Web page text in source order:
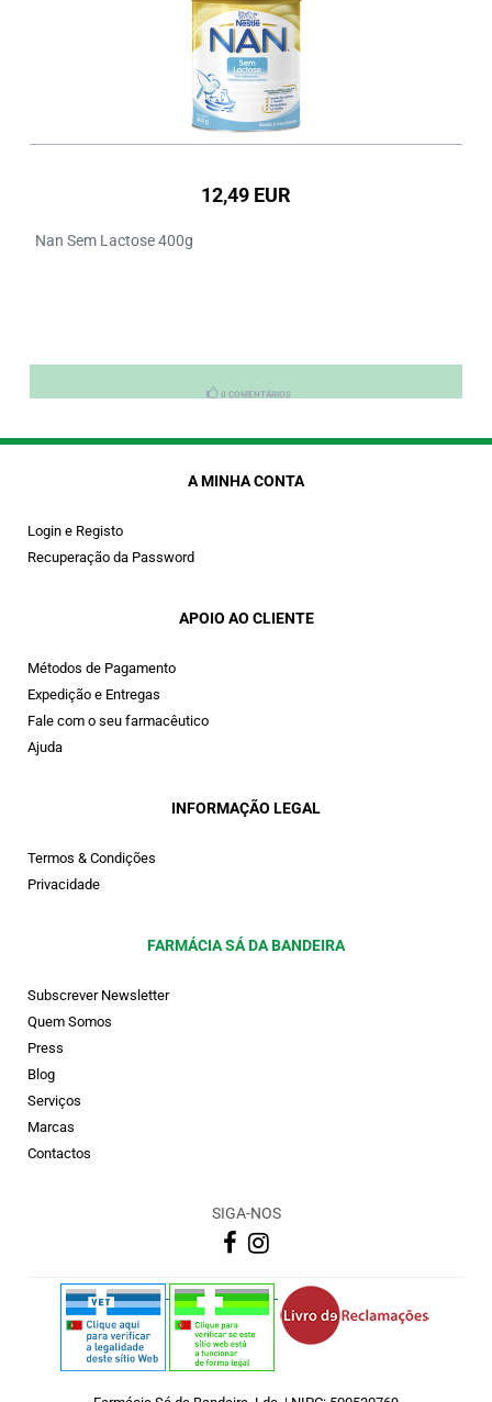
12,49 EUR
Nan Sem Lactose 400g
0 COMENTÁRIOS
A MINHA CONTA
Login e Registo
Recuperação da Password
APOIO AO CLIENTE
Métodos de Pagamento
Expedição e Entregas
Fale com o seu farmacêutico
Ajuda
INFORMAÇÃO LEGAL
Termos & Condições
Privacidade
FARMÁCIA SÁ DA BANDEIRA
Subscrever Newsletter
Quem Somos
Press
Blog
Serviços
Marcas
Contactos
SIGA-NOS